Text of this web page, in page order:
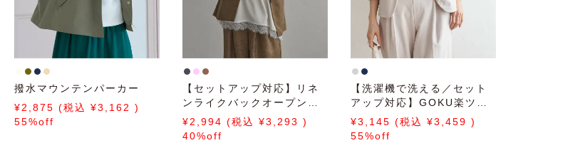
撥水マウンテンパーカー
2,875
3,162
55%off
【セットアップ対応】リネ
ンライクバックオープンベ
スト
2,994
3,293
40%off
【洗濯機で洗える／セット
アップ対応】GOKU楽ツイ
ルストレッチジャケット
3,145
3,459
55%off